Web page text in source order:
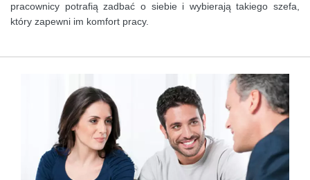
pracownicy potrafią zadbać o siebie i wybierają takiego szefa,
który zapewni im komfort pracy.